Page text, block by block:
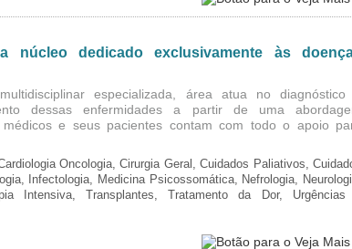
núcleo dedicado exclusivamente às
especializada, área atua no diagnóstico
dessas enfermidades a partir de uma
médicos e seus pacientes contam com todo o apoio
Oncologia, Cirurgia Geral, Cuidados Paliativos,
Infectologia, Medicina Psicossomática, Nefrologia,
Intensiva, Transplantes, Tratamento da Dor,